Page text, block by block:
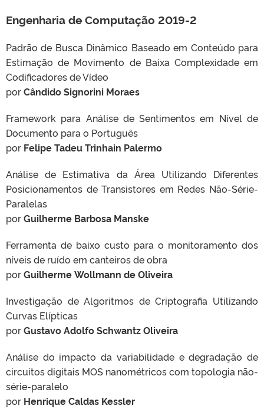
Engenharia de Computação 2019-2
Padrão de Busca Dinâmico Baseado em Conteúdo para
Estimação de Movimento de Baixa Complexidade em
Codificadores de Vídeo
porCândido Signorini Moraes
Framework para Análise de Sentimentos em Nível de
Documento para o Português
por Felipe Tadeu Trinhain Palermo
Análise de Estimativa da Área Utilizando Diferentes
Posicionamentos de Transistores em Redes Não-Série-
Paralelas
porGuilherme Barbosa Manske
Ferramenta de baixo custo para o monitoramento dos
níveis de ruído em canteiros de obra
porGuilherme Wollmann de Oliveira
Investigação de Algoritmos de Criptografia Utilizando
Curvas Elípticas
porGustavo Adolfo Schwantz Oliveira
Análise do impacto da variabilidade e degradação de
circuitos digitais MOS nanométricos com topologia não-
série-paralelo
por Henrique Caldas Kessler